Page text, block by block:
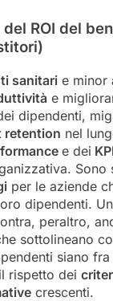
ROI del
sanitari e minor
e
dipendenti,
retention nel
e dei
Sono
per le aziende
dipendenti.
peraltro,
sottolineano
siano fra
rispetto dei
crescenti.